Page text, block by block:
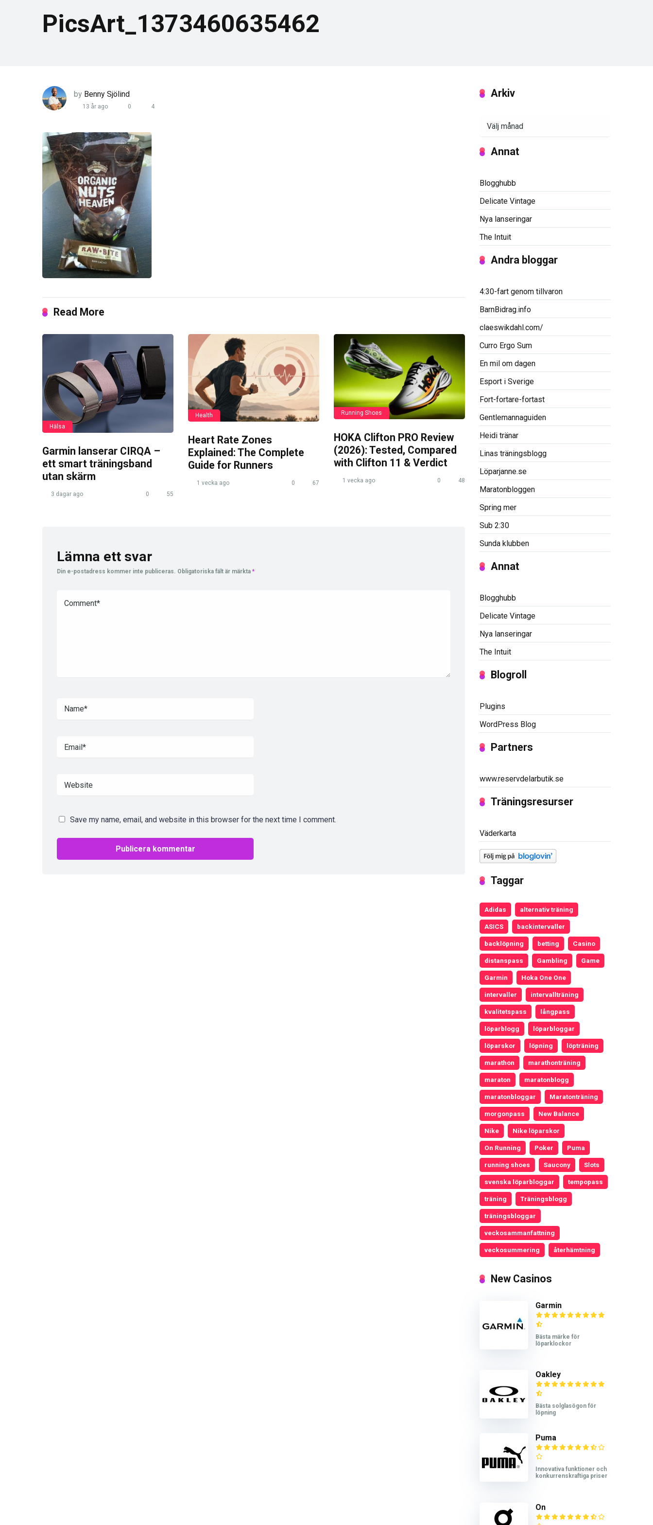
PicsArt_1373460635462
by Benny Sjölind
13 år ago 0 4
Read More
Hälsa
Garmin lanserar CIRQA –
ett smart träningsband
utan skärm
3 dagar ago 0 55
Health
Heart Rate Zones
Explained: The Complete
Guide for Runners
1 vecka ago 0 67
Running Shoes
HOKA Clifton PRO Review
(2026): Tested, Compared
with Clifton 11 & Verdict
1 vecka ago 0 48
Lämna ett svar
Din e-postadress kommer inte publiceras. Obligatoriska fält är märkta *
Save my name, email, and website in this browser for the next time I comment.
Arkiv
Annat
Blogghubb
Delicate Vintage
Nya lanseringar
The Intuit
Andra bloggar
4:30-fart genom tillvaron
BarnBidrag.info
claeswikdahl.com/
Curro Ergo Sum
En mil om dagen
Esport i Sverige
Fort-fortare-fortast
Gentlemannaguiden
Heidi tränar
Linas träningsblogg
Löparjanne.se
Maratonbloggen
Spring mer
Sub 2:30
Sunda klubben
Annat
Blogghubb
Delicate Vintage
Nya lanseringar
The Intuit
Blogroll
Plugins
WordPress Blog
Partners
www.reservdelarbutik.se
Träningsresurser
Väderkarta
Taggar
Adidas alternativ träning
ASICS backintervaller
backlöpning betting Casino
distanspass Gambling Game
Garmin Hoka One One
intervaller intervallträning
kvalitetspass långpass
löparblogg löparbloggar
löparskor löpning löpträning
marathon marathonträning
maraton maratonblogg
maratonbloggar Maratonträning
morgonpass New Balance
Nike Nike löparskor
On Running Poker Puma
running shoes Saucony Slots
svenska löparbloggar tempopass
träning Träningsblogg
träningsbloggar
veckosammanfattning
veckosummering återhämtning
New Casinos
Garmin
Bästa märke för
löparklockor
Oakley
Bästa solglasögon för
löpning
Puma
Innovativa funktioner och
konkurrenskraftiga priser
On